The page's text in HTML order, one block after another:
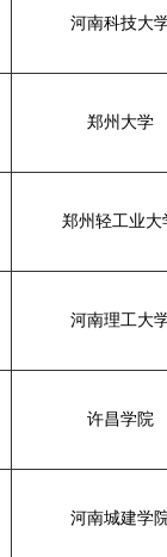
河南科技大
郑州大学
郑州轻工业大
河南理工大
许昌学院
河南城建学